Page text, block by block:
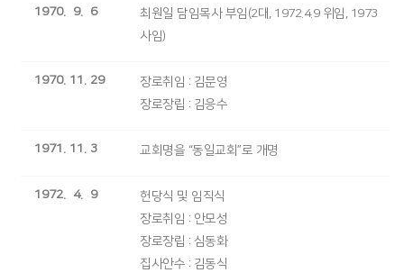
1970. 9. 6
최원일 담임목사 부임(2대, 1972.4.9 위임, 1973
사임)
1970. 11. 29
장로취임 : 김문영
장로장립 : 김응수
1971. 11. 3 교회명을 “동일교회”로 개명
1972. 4. 9
헌당식 및 임직식
장로취임 : 안모성
장로장립 : 심동화
집사안수 : 김동식